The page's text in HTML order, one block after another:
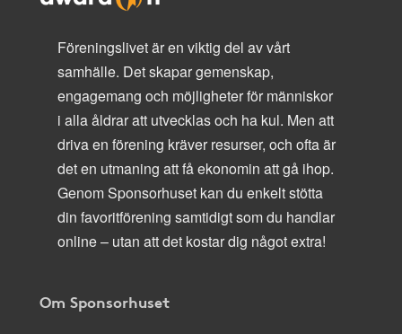
Föreningslivet är en viktig del av vårt
samhälle. Det skapar gemenskap,
engagemang och möjligheter för människor
i alla åldrar att utvecklas och ha kul. Men att
driva en förening kräver resurser, och ofta är
det en utmaning att få ekonomin att gå ihop.
Genom Sponsorhuset kan du enkelt stötta
din favoritförening samtidigt som du handlar
online – utan att det kostar dig något extra!
Om Sponsorhuset